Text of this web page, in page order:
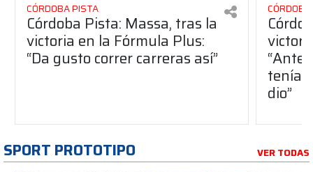
CÓRDOBA PISTA
Córdoba Pista: Massa, tras la
victoria en la Fórmula Plus:
“Da gusto correr carreras así”
dio”
SPORT PROTOTIPO VER TODAS